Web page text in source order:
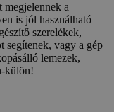
megjelennek a
is jól használható
szerelékek,
segítenek, vagy a gép
lemezek,
külön!